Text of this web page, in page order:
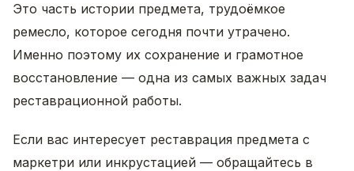
Это часть истории предмета, трудоёмкое
ремесло, которое сегодня почти утрачено.
Именно поэтому их сохранение и грамотное
восстановление — одна из самых важных задач
реставрационной работы.
Если вас интересует реставрация предмета с
маркетри или инкрустацией — обращайтесь в